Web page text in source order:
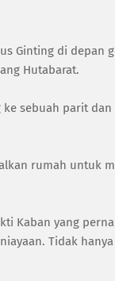
Ginting di depan
Hutabarat.
sebuah parit
rumah untuk
Kaban yang
Tidak